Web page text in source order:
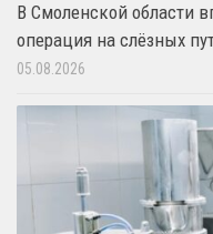
В Смоленской области
операция на слёзных
05.08.2026